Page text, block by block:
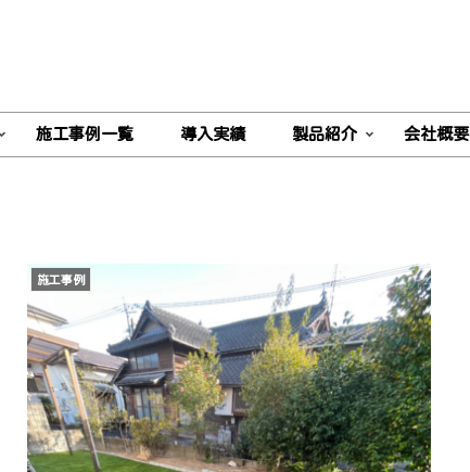
施工事例一覧 導入実績 製品紹介 会社概要
施工事例